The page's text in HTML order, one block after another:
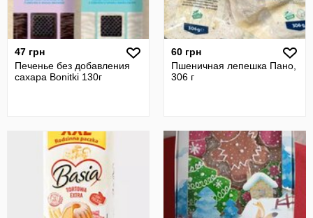
47 грн
Печенье без добавления
сахара Bonitki 130г
60 грн
Пшеничная лепешка Пано,
306 г